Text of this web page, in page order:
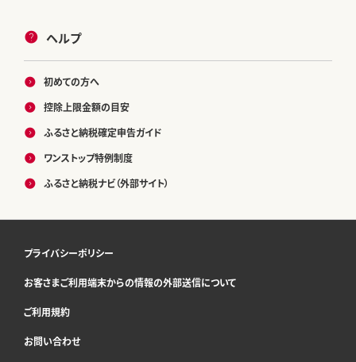
ヘルプ
初めての方へ
控除上限金額の目安
ふるさと納税確定申告ガイド
ワンストップ特例制度
ふるさと納税ナビ（外部サイト）
プライバシーポリシー
お客さまご利用端末からの情報の外部送信について
ご利用規約
お問い合わせ